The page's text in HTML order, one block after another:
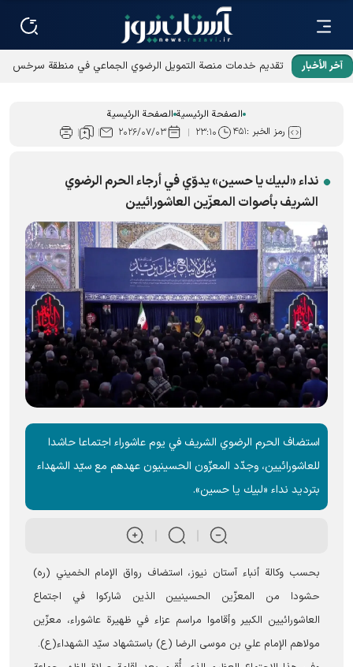
آخر الأخبار
تقديم خدمات منصة التمويل الرضوي الجماعي في منطقة سرخس
الصفحة الرئيسية الصفحة الرئيسية
رمز الخبر :۴۵۱ ۲۳:۱۰ ۲۰۲۶/۰۷/۰۳
نداء «لبيك يا حسين» یدوّي في أرجاء الحرم الرضوي
الشریف بأصوات المعزّين العاشورائيين
استضاف الحرم الرضوي الشریف في يوم عاشوراء اجتماعا حاشدا
للعاشورائيين، وجدّد المعزّون الحسينيون عهدهم مع سيّد الشهداء
بترديد نداء «لبيك يا حسين».
بحسب وکالة أنباء آستان نيوز، استضاف رواق الإمام الخميني (ره)
حشودا من المعزّين الحسينيين الذين شاركوا في اجتماع
العاشورائيين الکبیر وأقاموا مراسم عزاء في ظهيرة عاشوراء، معزّين
مولاهم الإمام علي بن موسى الرضا (ع) باستشهاد سيّد الشهداء(ع).